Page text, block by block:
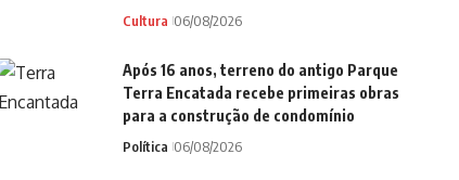
Cultura 06/08/2026
Após 16 anos, terreno do antigo Parque
Terra Encatada recebe primeiras obras
para a construção de condomínio
Política 06/08/2026